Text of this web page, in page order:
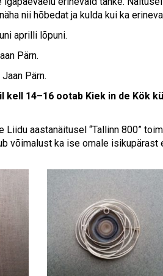
nii hõbedat ja kulda kui ka
aprilli lõpuni.
Pärn.
Pärn.
kell 14–16 ootab Kiek in de Kök
Liidu aastanäitusel “Tallinn 800”
võimalust ka ise omale isikupärast